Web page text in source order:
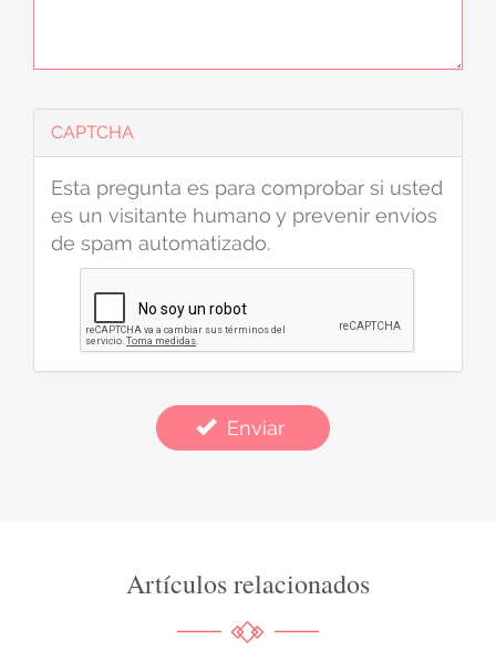
CAPTCHA
Esta pregunta es para comprobar si usted
es un visitante humano y prevenir envíos
de spam automatizado.
Enviar
Artículos relacionados